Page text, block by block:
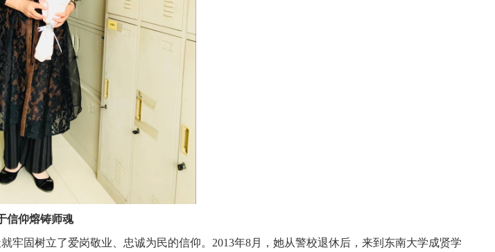
信仰熔铸师魂
牢固树立了爱岗敬业、忠诚为民的信仰。 2013年8月，她从警校退休后，来到东南大学成贤学